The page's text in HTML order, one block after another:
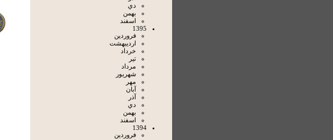
دي
بهمن
اسفند
1395
فروردين
ارديبهشت
خرداد
تير
مرداد
شهريور
مهر
آبان
آذر
دي
بهمن
اسفند
1394
فروردين